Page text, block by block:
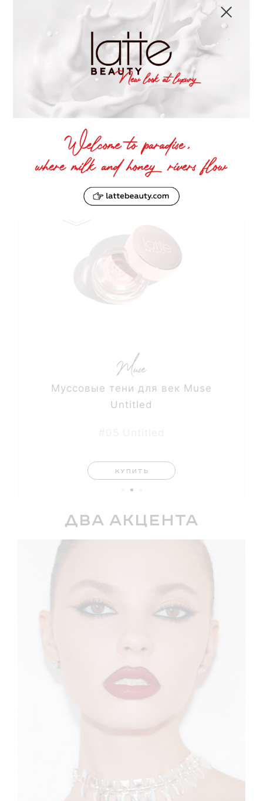
оттенок нанесите в складку и внешний
уголок глаза, а светлым растушуйте
границы по веку и добавьте акцент на
нижнее веко. А затем нанесите сияющий
пигмент на в середину века и дополните
макияж тушью для ресниц. Для губ
используйте матовую красную помаду.
Муссовые тени для век Muse
Untitled
КУПИТЬ
Два акцента